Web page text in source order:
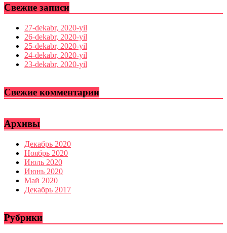
Свежие записи
27-dekabr, 2020-yil
26-dekabr, 2020-yil
25-dekabr, 2020-yil
24-dekabr, 2020-yil
23-dekabr, 2020-yil
Свежие комментарии
Архивы
Декабрь 2020
Ноябрь 2020
Июль 2020
Июнь 2020
Май 2020
Декабрь 2017
Рубрики